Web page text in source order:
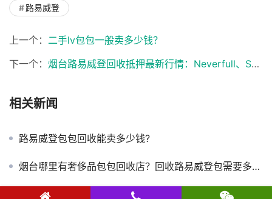
路易威登
上一个： 二手lv包包一般卖多少钱？
下一个： 烟台路易威登回收抵押最新行情：Neverfull、Speedy、老花款还值钱吗？
相关新闻
路易威登包包回收能卖多少钱?
烟台哪里有奢侈品包包回收店？回收路易威登包需要多少钱？
二手lv包包一般卖多少钱？